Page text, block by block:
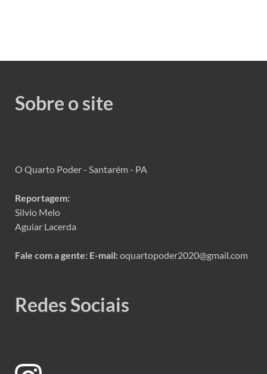
Sobre o site
O Quarto Poder - Santarém - PA
Reportagem:
Silvio Melo
Aguiar Lacerda
Fale com a gente: E-mail:oquartopoder2020@gmail.com
Redes Sociais